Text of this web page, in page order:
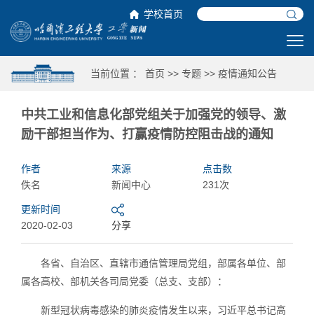
学校首页
当前位置 ： 首页 >> 专题 >> 疫情通知公告
中共工业和信息化部党组关于加强党的领导、激
励干部担当作为、打赢疫情防控阻击战的通知
作者
佚名
来源
新闻中心
点击数
231次
更新时间
2020-02-03
分享
各省、自治区、直辖市通信管理局党组，部属各单位、部
属各高校、部机关各司局党委（总支、支部）：
新型冠状病毒感染的肺炎疫情发生以来，习近平总书记高